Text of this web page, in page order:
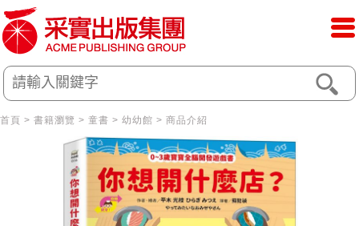
首頁 > 書籍瀏覽 > 童書 > 幼幼館 > 商品介紹